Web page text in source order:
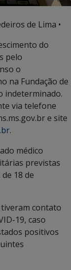
de Lima •
do
pelo
o
na Fundação de
indeterminado.
via telefone
e site
.
médico
previstas
18 de
contato
19, caso
positivos